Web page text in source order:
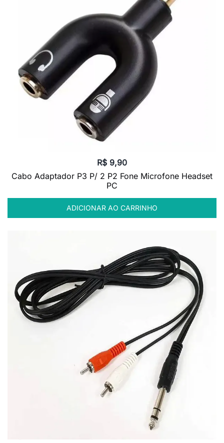
R$ 9,90
Cabo Adaptador P3 P/ 2 P2 Fone Microfone Headset
PC
ADICIONAR AO CARRINHO